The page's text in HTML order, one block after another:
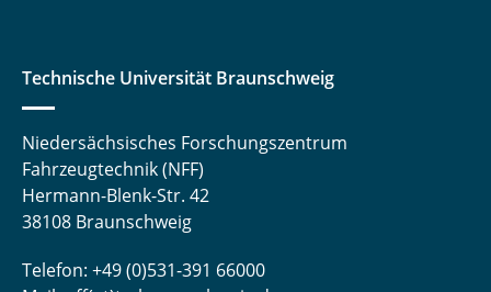
Technische Universität Braunschweig
Niedersächsisches Forschungszentrum
Fahrzeugtechnik (NFF)
Hermann-Blenk-Str. 42
38108 Braunschweig
Telefon: +49 (0)531-391 66000